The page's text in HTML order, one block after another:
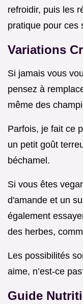
refroidir, puis les
pratique pour ces
Variations
Si jamais vous
pensez à
même des
Parfois, je fait ce
un petit goût
béchamel.
Si vous êtes
d'amande et un
également
des herbes,
Les possibilités
aime, n’est-ce
Guide